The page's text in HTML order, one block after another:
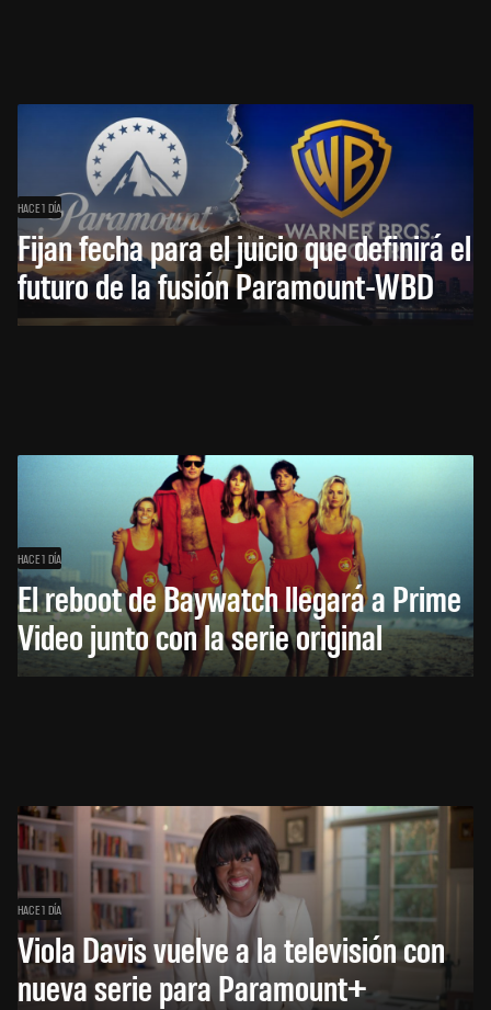
HACE 1 DÍA
Fijan fecha para el juicio que definirá el
futuro de la fusión Paramount-WBD
HACE 1 DÍA
El reboot de Baywatch llegará a Prime
Video junto con la serie original
HACE 1 DÍA
Viola Davis vuelve a la televisión con
nueva serie para Paramount+